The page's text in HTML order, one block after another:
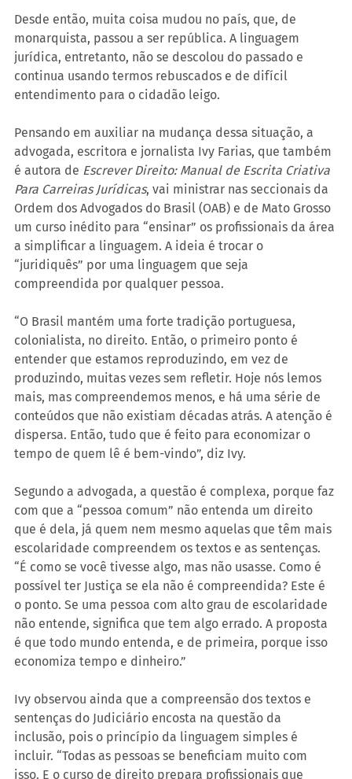
Desde então, muita coisa mudou no país, que, de
monarquista, passou a ser república. A linguagem
jurídica, entretanto, não se descolou do passado e
continua usando termos rebuscados e de difícil
entendimento para o cidadão leigo.
Pensando em auxiliar na mudança dessa situação, a
advogada, escritora e jornalista Ivy Farias, que também
é autora de Escrever Direito: Manual de Escrita Criativa
Para Carreiras Jurídicas, vai ministrar nas seccionais da
Ordem dos Advogados do Brasil (OAB) e de Mato Grosso
um curso inédito para “ensinar” os profissionais da área
a simplificar a linguagem. A ideia é trocar o
“juridiquês” por uma linguagem que seja
compreendida por qualquer pessoa.
“O Brasil mantém uma forte tradição portuguesa,
colonialista, no direito. Então, o primeiro ponto é
entender que estamos reproduzindo, em vez de
produzindo, muitas vezes sem refletir. Hoje nós lemos
mais, mas compreendemos menos, e há uma série de
conteúdos que não existiam décadas atrás. A atenção é
dispersa. Então, tudo que é feito para economizar o
tempo de quem lê é bem-vindo”, diz Ivy.
Segundo a advogada, a questão é complexa, porque faz
com que a “pessoa comum” não entenda um direito
que é dela, já quem nem mesmo aquelas que têm mais
escolaridade compreendem os textos e as sentenças.
“É como se você tivesse algo, mas não usasse. Como é
possível ter Justiça se ela não é compreendida? Este é
o ponto. Se uma pessoa com alto grau de escolaridade
não entende, significa que tem algo errado. A proposta
é que todo mundo entenda, e de primeira, porque isso
economiza tempo e dinheiro.”
Ivy observou ainda que a compreensão dos textos e
sentenças do Judiciário encosta na questão da
inclusão, pois o princípio da linguagem simples é
incluir. “Todas as pessoas se beneficiam muito com
isso. E o curso de direito prepara profissionais que